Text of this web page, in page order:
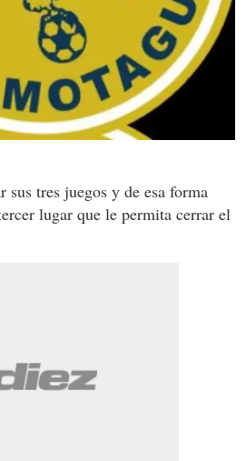
sus tres juegos y de esa forma
lugar que le permita cerrar el